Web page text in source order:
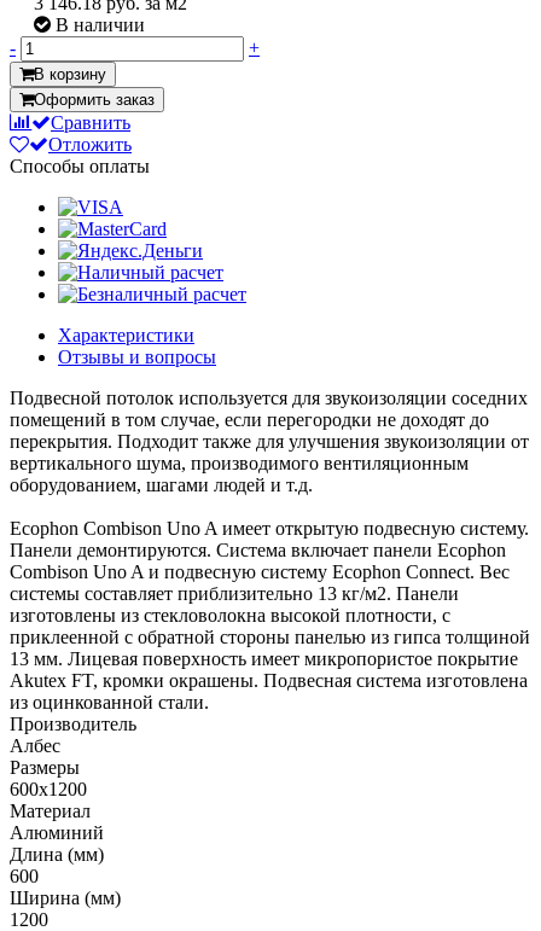
В наличии
-
+
В корзину
Оформить заказ
Сравнить
Отложить
Способы оплаты
Характеристики
Отзывы и вопросы
Подвесной потолок используется для звукоизоляции соседних
помещений в том случае, если перегородки не доходят до
перекрытия. Подходит также для улучшения звукоизоляции от
вертикального шума, производимого вентиляционным
оборудованием, шагами людей и т.д.
Ecophon Combison Uno A имеет открытую подвесную систему.
Панели демонтируются. Система включает панели Ecophon
Combison Uno A и подвесную систему Ecophon Connect. Вес
системы составляет приблизительно 13 кг/м2. Панели
изготовлены из стекловолокна высокой плотности, с
приклеенной с обратной стороны панелью из гипса толщиной
13 мм. Лицевая поверхность имеет микропористое покрытие
Akutex FT, кромки окрашены. Подвесная система изготовлена
из оцинкованной стали.
Производитель
Албес
Размеры
600x1200
Материал
Алюминий
Длина (мм)
600
Ширина (мм)
1200